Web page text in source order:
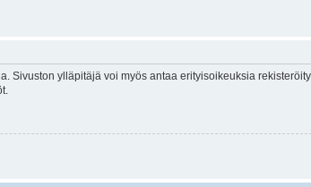
Sivuston ylläpitäjä voi myös antaa erityisoikeuksia